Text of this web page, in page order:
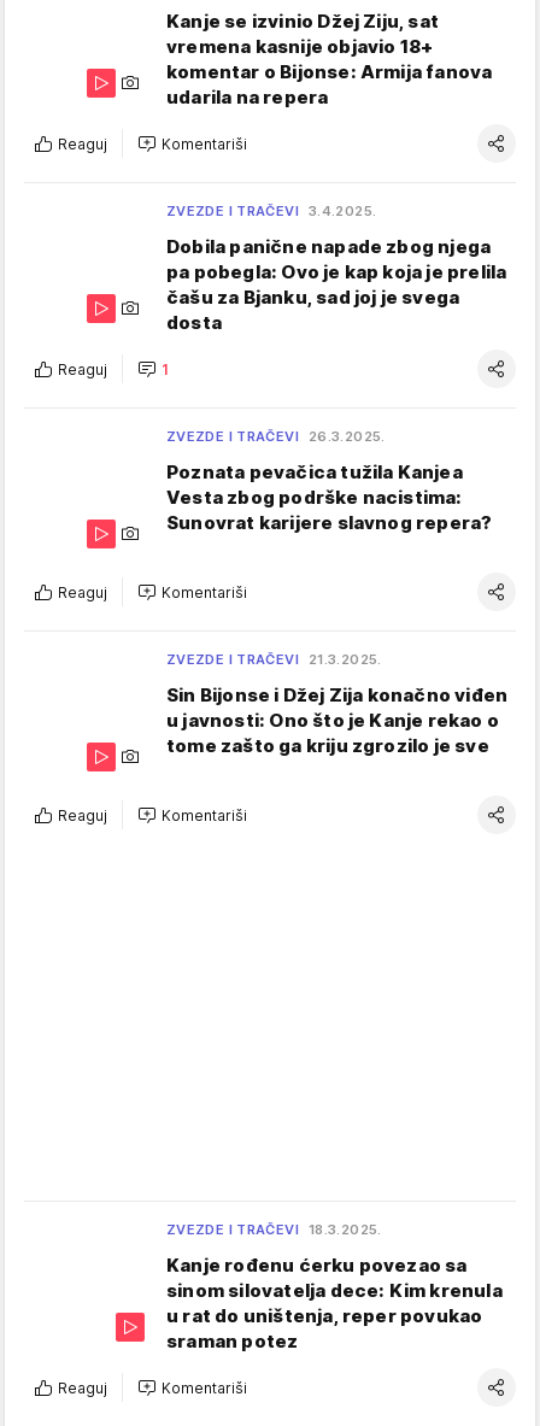
Kanje se izvinio Džej Ziju, sat
vremena kasnije objavio 18+
komentar o Bijonse: Armija fanova
udarila na repera
Reaguj Komentariši
ZVEZDE I TRAČEVI 3.4.2025.
Dobila panične napade zbog njega
pa pobegla: Ovo je kap koja je prelila
čašu za Bjanku, sad joj je svega
dosta
Reaguj 1
ZVEZDE I TRAČEVI 26.3.2025.
Poznata pevačica tužila Kanjea
Vesta zbog podrške nacistima:
Sunovrat karijere slavnog repera?
Reaguj Komentariši
ZVEZDE I TRAČEVI 21.3.2025.
Sin Bijonse i Džej Zija konačno viđen
u javnosti: Ono što je Kanje rekao o
tome zašto ga kriju zgrozilo je sve
Reaguj Komentariši
ZVEZDE I TRAČEVI 18.3.2025.
Kanje rođenu ćerku povezao sa
sinom silovatelja dece: Kim krenula
u rat do uništenja, reper povukao
sraman potez
Reaguj Komentariši